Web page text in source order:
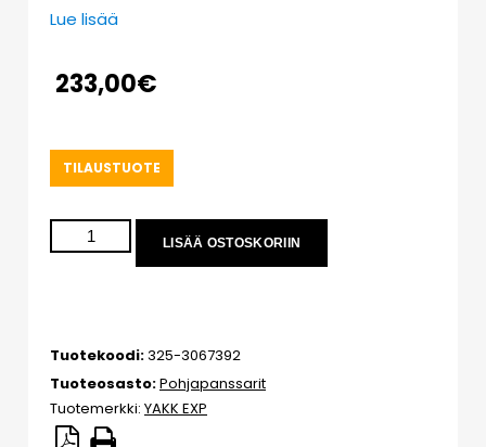
Lue lisää
233,00€
TILAUSTUOTE
LISÄÄ OSTOSKORIIN
Tuotekoodi:325-3067392
Tuoteosasto:Pohjapanssarit
Tuotemerkki: YAKK EXP